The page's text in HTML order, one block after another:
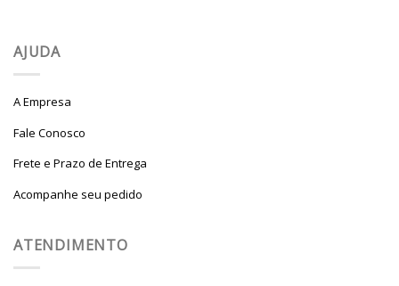
AJUDA
A Empresa
Fale Conosco
Frete e Prazo de Entrega
Acompanhe seu pedido
ATENDIMENTO